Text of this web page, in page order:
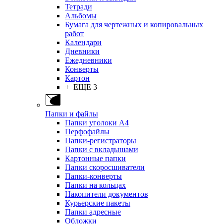
Тетради
Альбомы
Бумага для чертежных и копировальных
работ
Календари
Дневники
Ежедневники
Конверты
Картон
+ ЕЩЕ 3
Папки и файлы
Папки уголоки А4
Перфофайлы
Папки-регистраторы
Папки с вкладышами
Картонные папки
Папки скоросшиватели
Папки-конверты
Папки на кольцах
Накопители документов
Курьерские пакеты
Папки адресные
Обложки